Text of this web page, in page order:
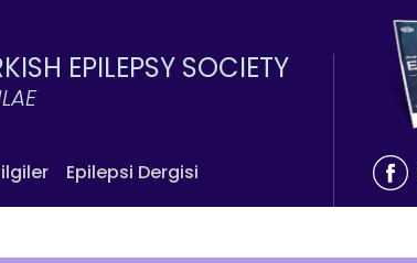
EPILEPSY SOCIETY
Epilepsi Dergisi